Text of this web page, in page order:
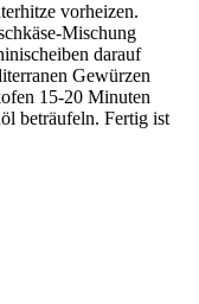
vorheizen.
Mischung
darauf
Gewürzen
15-20 Minuten
beträufeln. Fertig ist